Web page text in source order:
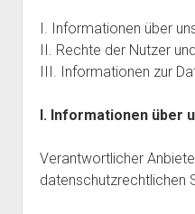
I. Informationen über
II. Rechte der Nutzer
III. Informationen zur
I. Informationen über
Verantwortlicher
datenschutzrechtlichen